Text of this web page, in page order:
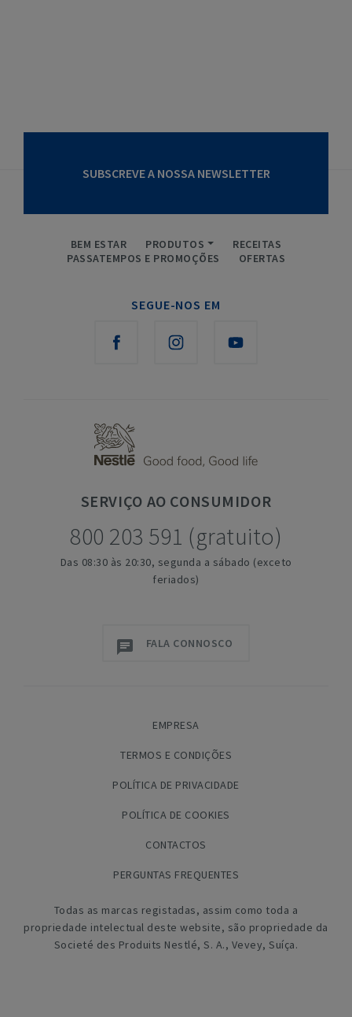
SUBSCREVE A NOSSA NEWSLETTER
BEM ESTAR PRODUTOS
RECEITAS
PASSATEMPOS E PROMOÇÕES
OFERTAS
SEGUE-NOS EM
SERVIÇO AO CONSUMIDOR
800 203 591 (gratuito)
Das 08:30 às 20:30, segunda a sábado (exceto
feriados)
FALA CONNOSCO
EMPRESA
TERMOS E CONDIÇÕES
POLÍTICA DE PRIVACIDADE
POLÍTICA DE COOKIES
CONTACTOS
PERGUNTAS FREQUENTES
Todas as marcas registadas, assim como toda a
propriedade intelectual deste website, são propriedade da
Societé des Produits Nestlé, S. A., Vevey, Suíça.